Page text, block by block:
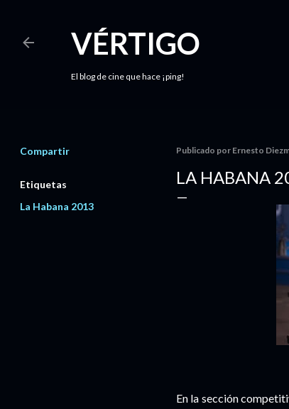
VÉRTIGO
El blog de cine que hace ¡ping!
Compartir
Etiquetas
La Habana 2013
Publicado por Ernesto
LA HABANA
En la sección